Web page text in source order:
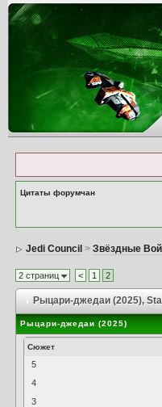
Цитаты форумчан
Jedi Council >Звёздные
2 страниц < 1 2
Рыцари-джедаи (2025),
Рыцари-джедаи (2025)
Сюжет
5
4
3